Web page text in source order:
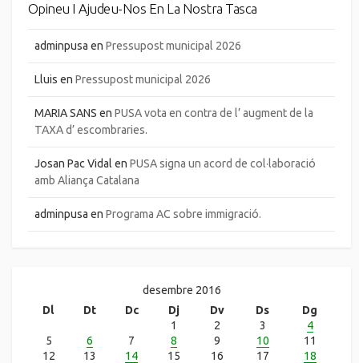
Opineu I Ajudeu-Nos En La Nostra Tasca
adminpusa en Pressupost municipal 2026
Lluis en Pressupost municipal 2026
MARIA SANS en PUSA vota en contra de l’ augment de la
TAXA d’ escombraries.
Josan Pac Vidal en PUSA signa un acord de col·laboració
amb Aliança Catalana
adminpusa en Programa AC sobre immigració.
desembre 2016
Dl
Dt Dc Dj Dv Ds
Dg
1
2 3
4
5
6 7 8 9 10
11
12
13 14 15 16 17
18